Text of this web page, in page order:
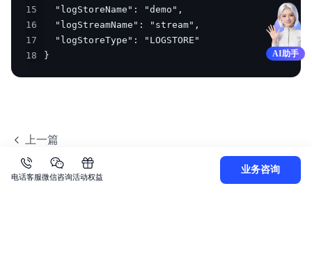
15
16
17
18
}
上一篇
删除快速查询DeleteFastQuery
下一篇
AI助手
电话客服微信咨询活动权益
业务咨询